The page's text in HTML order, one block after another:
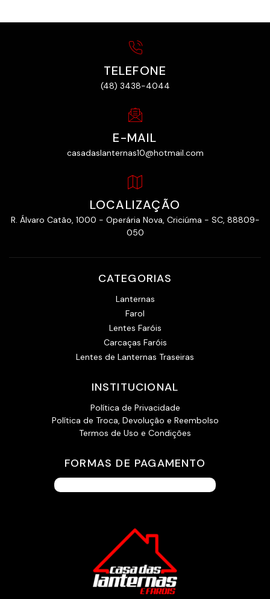
TELEFONE
(48) 3438-4044
E-MAIL
casadaslanternas10@hotmail.com
LOCALIZAÇÃO
R. Álvaro Catão, 1000 - Operária Nova, Criciúma - SC, 88809-
050
CATEGORIAS
Lanternas
Farol
Lentes Faróis
Carcaças Faróis
Lentes de Lanternas Traseiras
INSTITUCIONAL
Política de Privacidade
Política de Troca, Devolução e Reembolso
Termos de Uso e Condições
FORMAS DE PAGAMENTO